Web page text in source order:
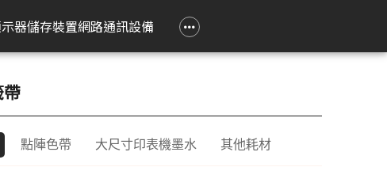
企業大宗採購專區企業禮贈品採購專區
碳粉匣
鼓組件
黑白雷射印表機
黑白多功能印表機
ASUS 華碩
HP 惠普
Air
Pro
Swift Go
Nitro Lite
Epson 愛普生
商務應用投影機
高階工程投影機
旗艦雷射
雷射短焦
標籤
條碼標籤機
條碼掃瞄器
影像繪圖機
廣告大圖輸出機
DesignJet
器
浦
工作用螢幕
家用螢幕
儲存裝置
立達
碟
SSD 固態硬碟
網路通訊設備
登
無線網狀路由器
無線分享器
帶
點陣色帶 大尺寸印表機墨水 其他耗材